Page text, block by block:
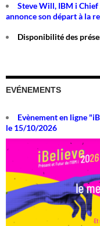
Steve Will, IBM i
annonce son départ à la
Disponibilité des
EVÉNEMENTS
Evènement en ligne
le 15/10/2026